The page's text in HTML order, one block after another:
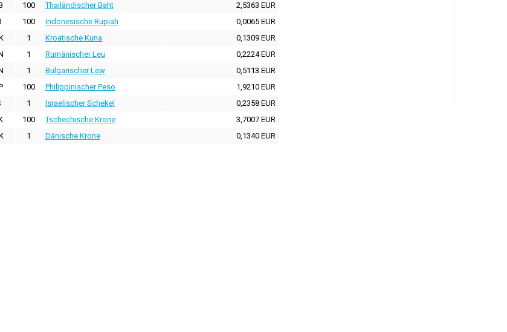
100 Thailändischer Baht
2,5363 EUR
100 Indonesische Rupiah
0,0065 EUR
1 Kroatische Kuna
0,1309 EUR
1 Rumänischer Leu
0,2224 EUR
1 Bulgarischer Lew
0,5113 EUR
100 Philippinischer Peso
1,9210 EUR
1 Israelischer Schekel
0,2358 EUR
100 Tschechische Krone
3,7007 EUR
1 Dänische Krone 0,1340 EUR